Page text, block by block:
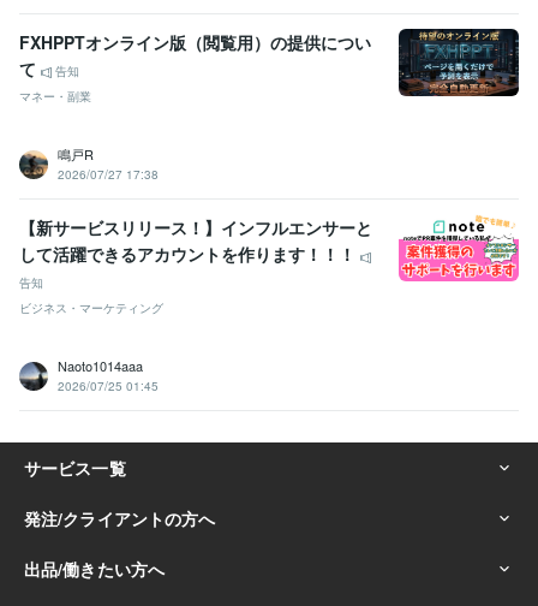
FXHPPTオンライン版（閲覧用）の提供につい
て
告知
マネー・副業
鳴戸R
2026/07/27 17:38
【新サービスリリース！】インフルエンサーと
して活躍できるアカウントを作ります！！！
告知
ビジネス・マーケティング
Naoto1014aaa
2026/07/25 01:45